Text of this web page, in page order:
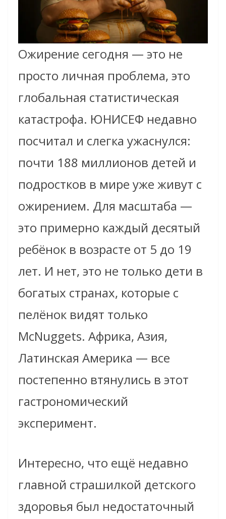
Ожирение сегодня — это не
просто личная проблема, это
глобальная статистическая
катастрофа. ЮНИСЕФ недавно
посчитал и слегка ужаснулся:
почти 188 миллионов детей и
подростков в мире уже живут с
ожирением. Для масштаба —
это примерно каждый десятый
ребёнок в возрасте от 5 до 19
лет. И нет, это не только дети в
богатых странах, которые с
пелёнок видят только
McNuggets. Африка, Азия,
Латинская Америка — все
постепенно втянулись в этот
гастрономический
эксперимент.
Интересно, что ещё недавно
главной страшилкой детского
здоровья был недостаточный